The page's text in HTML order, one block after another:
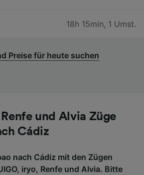
18h 15min, 1 Umst.
Preise für heute suchen
und Alvia Züge
Cádiz
nach Cádiz mit den Zügen
iryo, Renfe und Alvia. Bitte